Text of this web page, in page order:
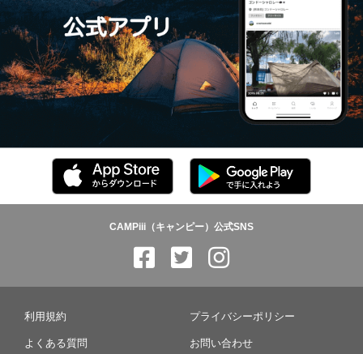
CAMPiii（キャンピー）公式SNS
利用規約 プライバシーポリシー
よくある質問 お問い合わせ